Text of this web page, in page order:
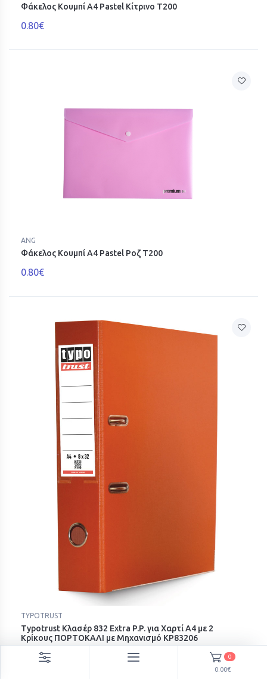
Φάκελος Κουμπί A4 Pastel Κίτρινο T200
0.80€
ANG
Φάκελος Κουμπί A4 Pastel Ροζ T200
0.80€
TYPOTRUST
Typotrust Κλασέρ 832 Extra P.P. για Χαρτί A4 με 2
Κρίκους ΠΟΡΤΟΚΑΛΙ με Μηχανισμό ΚΡ83206
2.60€ 0
0.00€